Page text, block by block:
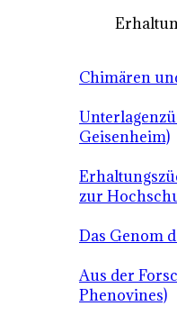
Chimären
Geisenheim)
zur
Das Genom
Aus der
Phenovines)